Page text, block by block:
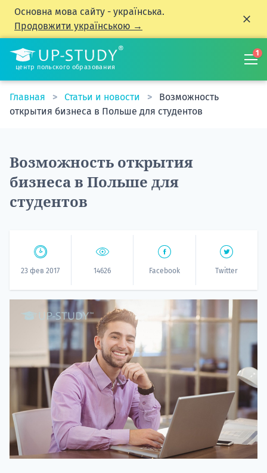
Основна мова сайту - українська.
Продовжити українською →
центр польского образования
1
Главная Статьи и новости
Возможность
открытия бизнеса в Польше для студентов
Возможность открытия
бизнеса в Польше для
студентов
23 фев 2017 14626 Facebook Twitter
20.09